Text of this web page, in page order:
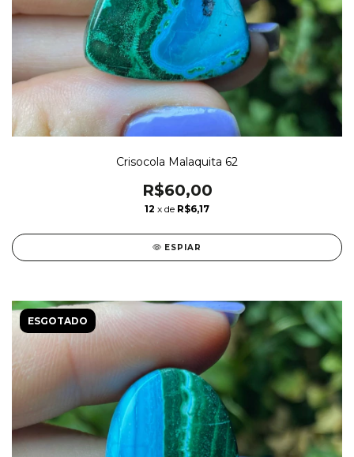
Crisocola Malaquita 62
R$60,00
12 x de R$6,17
ESPIAR
ESGOTADO